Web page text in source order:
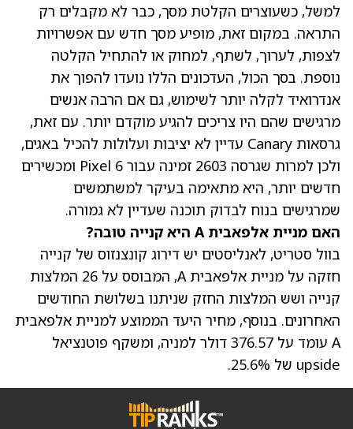
למשל, כשעוצרים הקלטת מסך, כבר לא מקבלים רק
התראה. במקום זאת, מופיע מסך חדש עם אפשרויות
לצפות, לערוך, לשתף, למחוק או להתחיל הקלטה
נוספת. בסך הכול, העדכונים הללו נועדו להפוך את
אנדרואיד לקלה יותר לשימוש, גם אם הרבה אנשים
מרגישים שהם היו צריכים להגיע מוקדם יותר. עם זאת,
גרסאות Canary עדיין לא יציבות ועלולות להכיל באגים,
ולכן למרות שגרסה 2603 זמינה עבור Pixel 6 ומכשירים
חדשים יותר, היא מתאימה בעיקר למשתמשים
שמרגישים בנוח לבדוק תוכנה שעדיין לא גמורה.
האם מניית אלפאבית A היא קנייה טובה?
בוול סטריט, לאנליסטים יש דירוג קונצנזוס של קנייה
חזקה על מניית אלפאבית A, המבוסס על 26 המלצות
קנייה ושש המלצות החזק שניתנו בשלושת החודשים
האחרונים. בנוסף, מחיר היעד הממוצע למניית אלפאבית
A
עומד על 376.57 דולר למניה, ומשקף פוטנציאל
upside של 25.6%.